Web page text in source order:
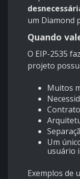
um Diamond
Quando
O EIP-2535
projeto
Muitos
Um
usuário
Exemplos de